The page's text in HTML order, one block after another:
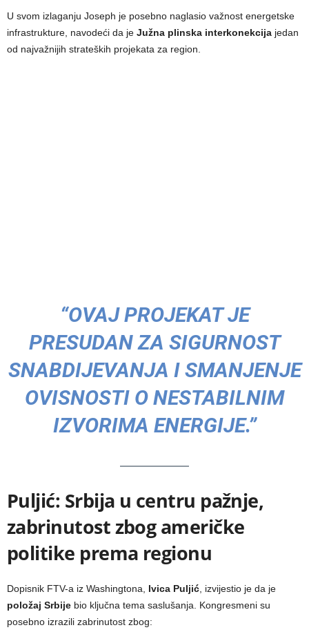
U svom izlaganju Joseph je posebno naglasio važnost energetske
infrastrukture, navodeći da je Južna plinska interkonekcija jedan
od najvažnijih strateških projekata za region.
“OVAJ PROJEKAT JE
PRESUDAN ZA SIGURNOST
SNABDIJEVANJA I SMANJENJE
OVISNOSTI O NESTABILNIM
IZVORIMA ENERGIJE.”
Puljić: Srbija u centru pažnje,
zabrinutost zbog američke
politike prema regionu
Dopisnik FTV-a iz Washingtona, Ivica Puljić, izvijestio je da je
položaj Srbije bio ključna tema saslušanja. Kongresmeni su
posebno izrazili zabrinutost zbog: